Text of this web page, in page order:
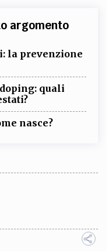
argomento
la prevenzione
quali
nasce?